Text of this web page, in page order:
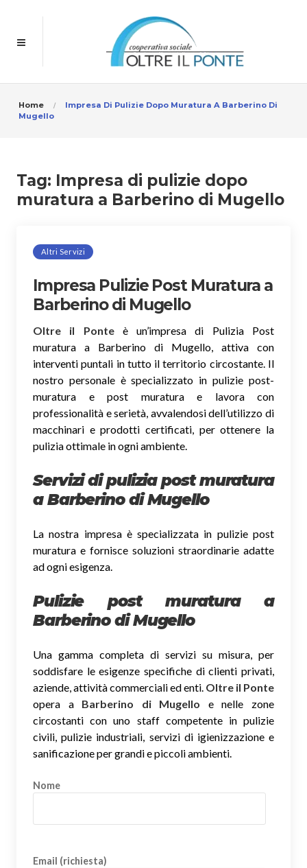
Home
Impresa Di Pulizie Dopo Muratura A Barberino Di
Mugello
Tag: Impresa di pulizie dopo
muratura a Barberino di Mugello
Altri Servizi
Impresa Pulizie Post Muratura a
Barberino di Mugello
Oltre il Ponteè un’impresa di Pulizia Post
muratura a Barberino di Mugello, attiva con
interventi puntali in tutto il territorio circostante. Il
nostro personale è specializzato in pulizie post-
muratura e post muratura e lavora con
professionalità e serietà, avvalendosi dell’utilizzo di
macchinari e prodotti certificati, per ottenere la
pulizia ottimale in ogni ambiente.
Servizi di pulizia post muratura
a Barberino di Mugello
La nostra impresa è specializzata in pulizie post
muratura e fornisce soluzioni straordinarie adatte
ad ogni esigenza.
Pulizie post muratura a
Barberino di Mugello
Una gamma completa di servizi su misura, per
soddisfare le esigenze specifiche di clienti privati,
aziende, attività commerciali ed enti. Oltre il Ponte
opera a Barberino di Mugello e nelle zone
circostanti con uno staff competente in pulizie
civili, pulizie industriali, servizi di igienizzazione e
sanificazione per grandi e piccoli ambienti.
Nome
Email (richiesta)